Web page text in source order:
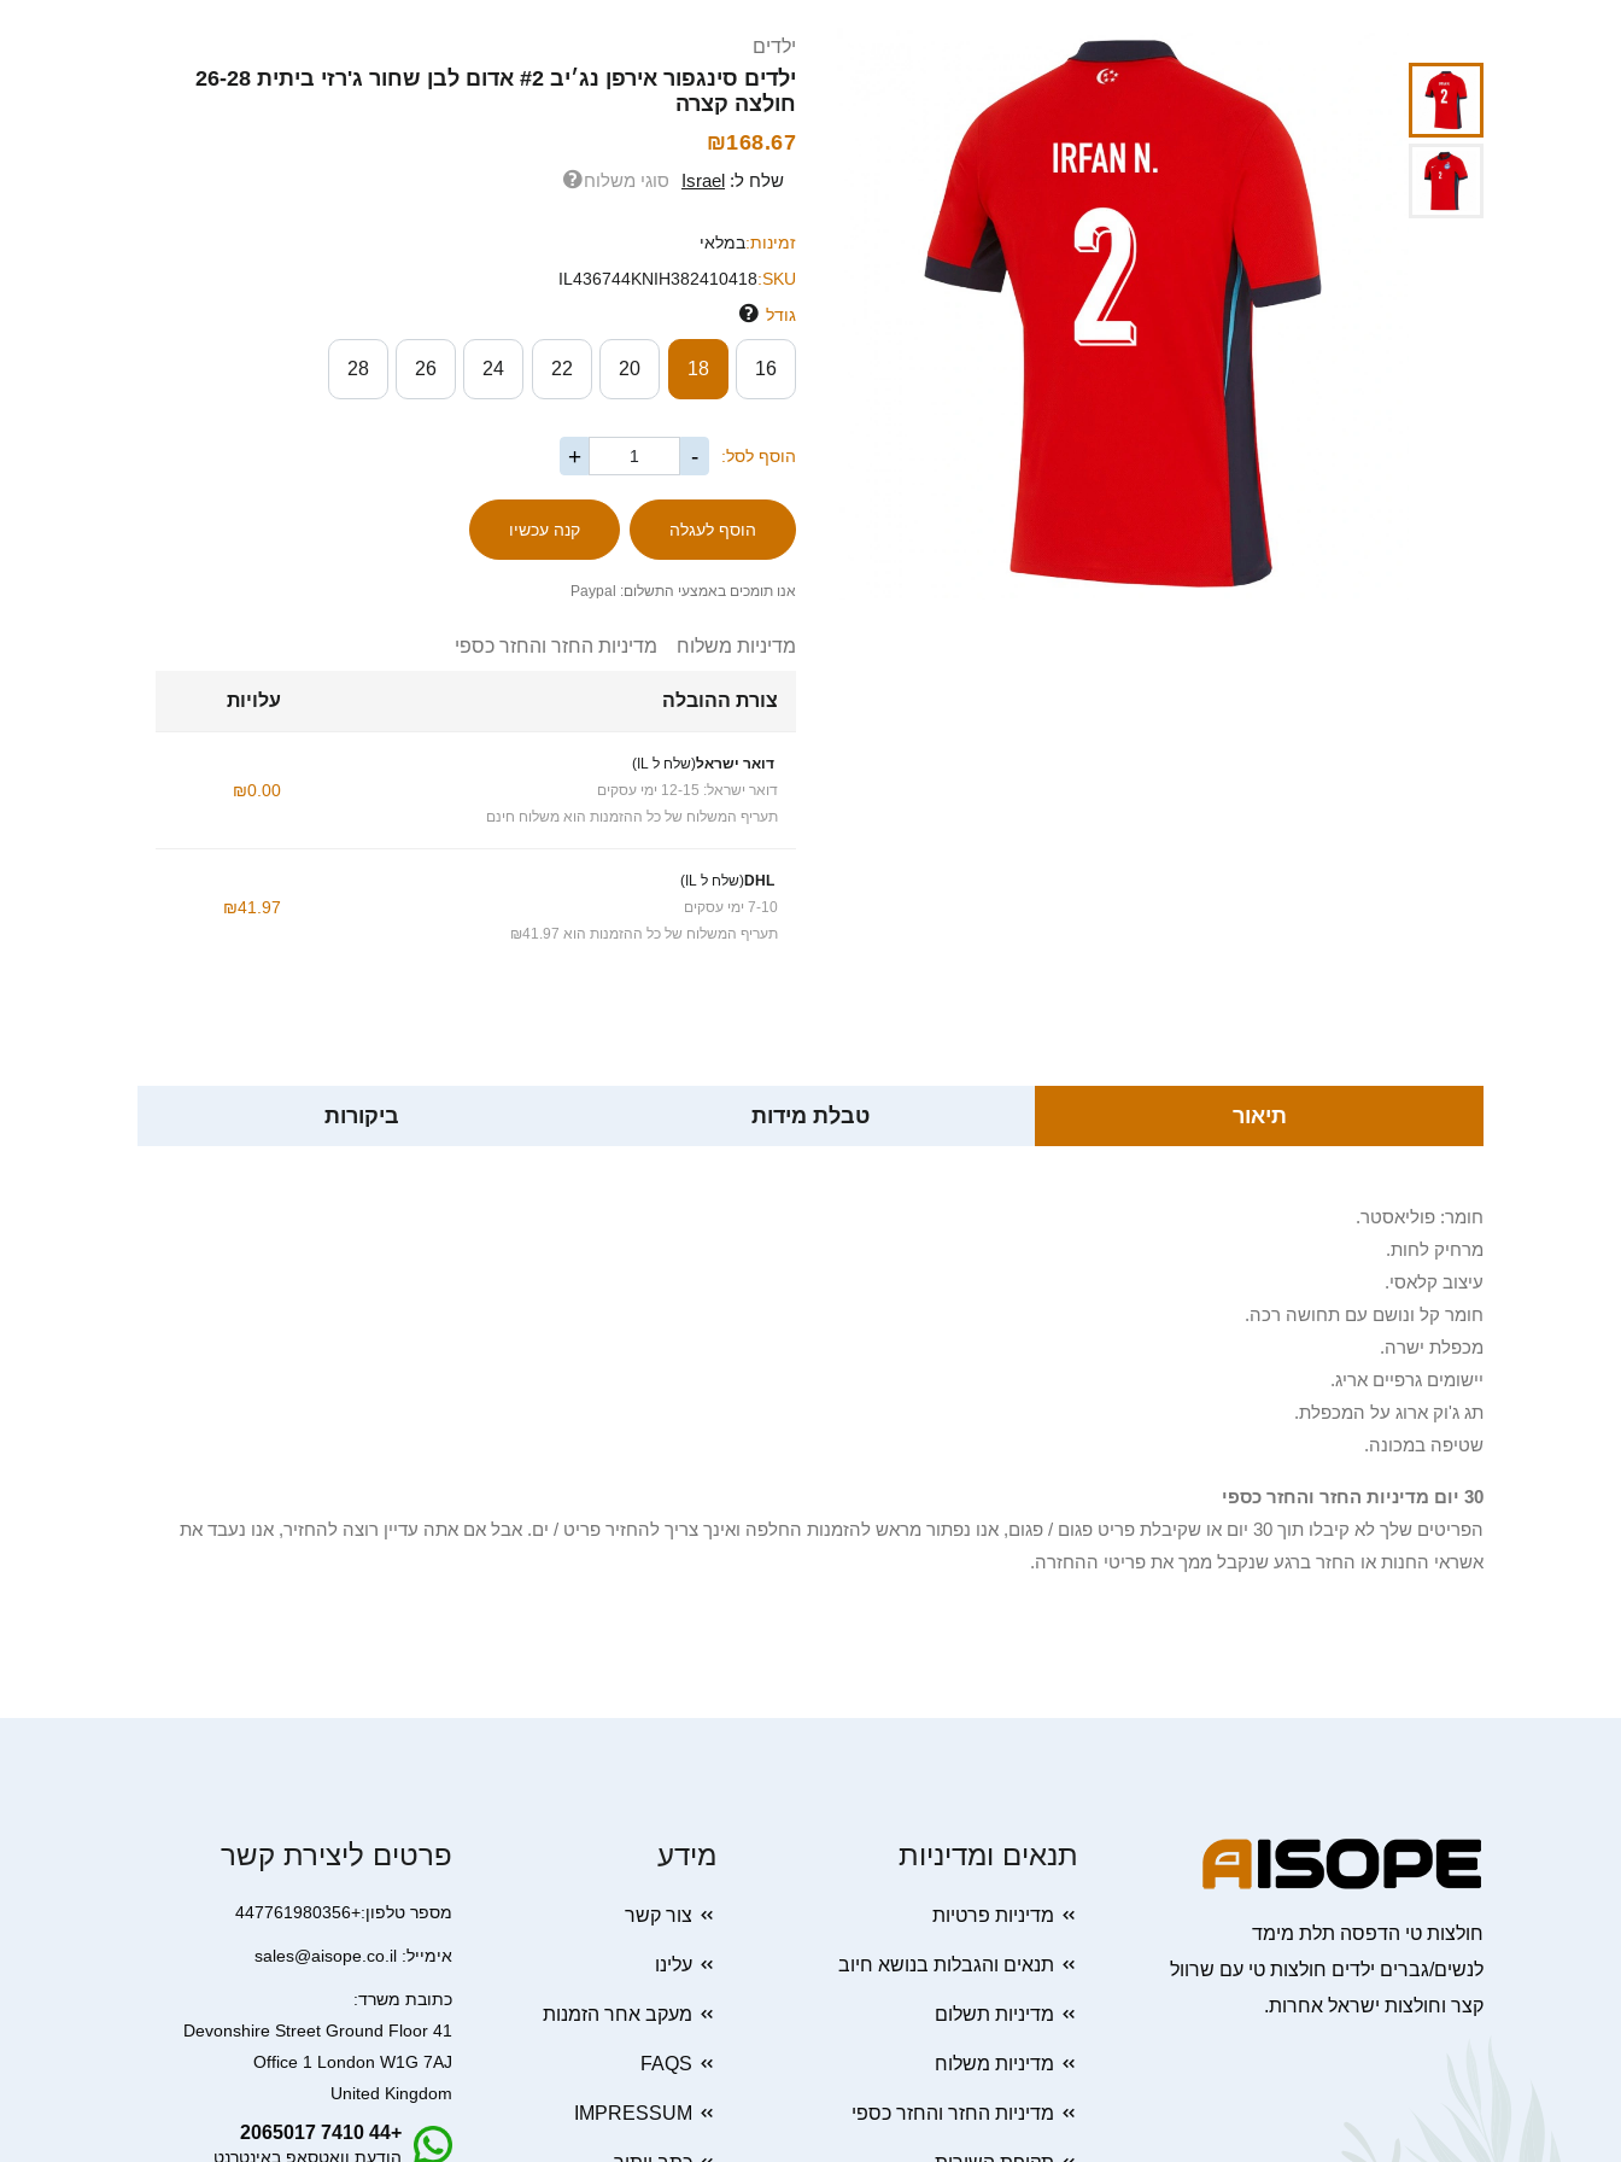
ילדים
ילדים סינגפור אירפן נג׳יב #2 אדום לבן שחור ג'רזי ביתית 26-28
חולצה קצרה
₪168.67
שלח ל: Israel סוגי משלוח
זמינות:במלאי
SKU:
IL436744KNIH382410418
גודל
16
18
20
22
24
26
28
הוסף לסל: -
+
אנו תומכים באמצעי התשלום: Paypal
מדיניות משלוח מדיניות החזר והחזר כספי
צורת ההובלה עלויות
דואר ישראל(שלח ל IL)
דואר ישראל: 12-15 ימי עסקים
תעריף המשלוח של כל ההזמנות הוא משלוח חינם
₪0.00
DHL(שלח ל IL)
7-10 ימי עסקים
תעריף המשלוח של כל ההזמנות הוא ₪41.97
₪41.97
תיאור טבלת מידות ביקורות
חומר: פוליאסטר.
מרחיק לחות.
עיצוב קלאסי.
חומר קל ונושם עם תחושה רכה.
מכפלת ישרה.
יישומים גרפיים אריג.
תג ג'וק ארוג על המכפלת.
שטיפה במכונה.
30 יום מדיניות החזר והחזר כספי
הפריטים שלך לא קיבלו תוך 30 יום או שקיבלת פריט פגום / פגום, אנו נפתור מראש להזמנות החלפה ואינך צריך להחזיר פריט / ים. אבל אם אתה עדיין רוצה להחזיר, אנו נעבד את
אשראי החנות או החזר ברגע שנקבל ממך את פריטי ההחזרה.
חולצות טי הדפסה תלת מימד
לנשים/גברים ילדים חולצות טי עם שרוול
קצר וחולצות ישראל אחרות.
תנאים ומדיניות
מדיניות פרטיות
תנאים והגבלות בנושא חיוב
מדיניות תשלום
מדיניות משלוח
מדיניות החזר והחזר כספי
מידע
צור קשר
עלינו
מעקב אחר הזמנות
FAQS
IMPRESSUM
פרטים ליצירת קשר
מספר טלפון:+447761980356
אימייל: sales@aisope.co.il
כתובת משרד:
41 Devonshire Street Ground Floor
Office 1 London W1G 7AJ
United Kingdom
+44 7410 2065017
הודעת וואטסאפ באינטרנט